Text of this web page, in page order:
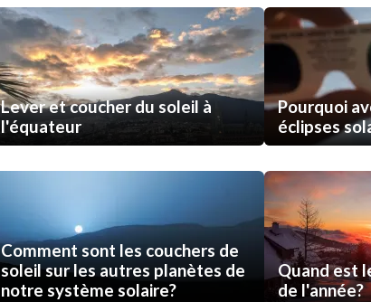
Lever et coucher du soleil à
l'équateur
Pourquoi
éclipses
Comment sont les couchers de
soleil sur les autres planètes de
notre système solaire?
Quand est
de l'année?